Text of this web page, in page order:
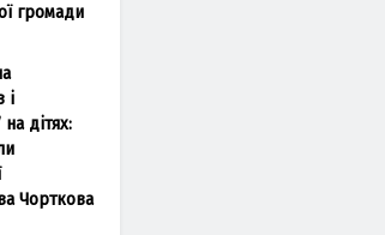
громади
і
дітях:
Чорткова